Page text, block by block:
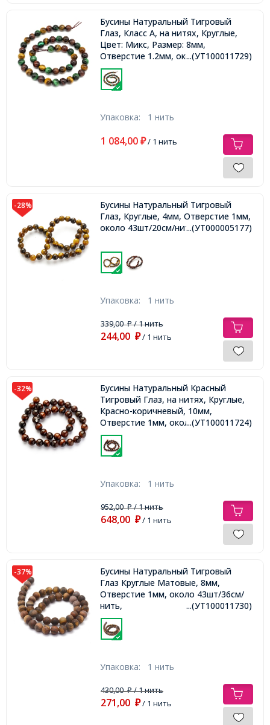
Бусины Натуральный Тигровый
Глаз, Класс А, на нитях, Круглые,
Цвет: Микс, Размер: 8мм,
Отверстие 1.2мм, около 45шт/37см/
нить,
...(УТ100011729)
Упаковка: 1 нить
1 084,00 ₽/ 1 нить
-28%
Бусины Натуральный Тигровый
Глаз, Круглые, 4мм, Отверстие 1мм,
около 43шт/20см/нить,...(УТ000005177)
Упаковка: 1 нить
339,00₽/ 1 нить
244,00 ₽/ 1 нить
-32%
Бусины Натуральный Красный
Тигровый Глаз, на нитях, Круглые,
Красно-коричневый, 10мм,
Отверстие 1мм, около 38шт/39см/
нить
...(УТ100011724)
Упаковка: 1 нить
952,00₽/ 1 нить
648,00 ₽/ 1 нить
-37%
Бусины Натуральный Тигровый
Глаз Круглые Матовые, 8мм,
Отверстие 1мм, около 43шт/36см/
нить,
...(УТ100011730)
Упаковка: 1 нить
430,00₽/ 1 нить
271,00 ₽/ 1 нить